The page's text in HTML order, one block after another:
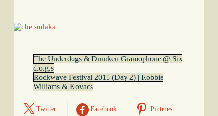
The Underdogs & Drunken Gramophone @ Six
d.o.g.s
Rockwave Festival 2015 (Day 2) | Robbie
Williams & Kovacs
Twitter Facebook Pinterest